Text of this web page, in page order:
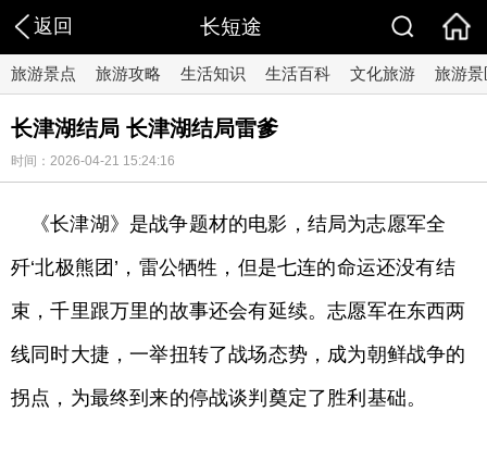
返回 长短途
旅游景点 旅游攻略 生活知识 生活百科 文化旅游 旅游景
长津湖结局 长津湖结局雷爹
时间：2026-04-21 15:24:16
《长津湖》是战争题材的电影，结局为志愿军全
歼‘北极熊团’，雷公牺牲，但是七连的命运还没有结
束，千里跟万里的故事还会有延续。志愿军在东西两
线同时大捷，一举扭转了战场态势，成为朝鲜战争的
拐点，为最终到来的停战谈判奠定了胜利基础。